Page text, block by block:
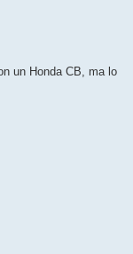
un Honda CB, ma lo